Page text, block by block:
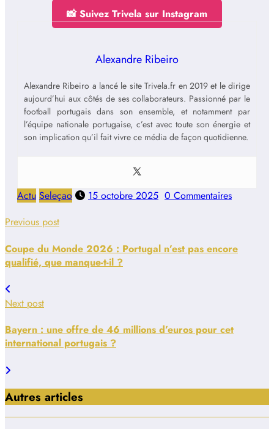
📸 Suivez Trivela sur Instagram
Alexandre Ribeiro
Alexandre Ribeiro a lancé le site Trivela.fr en 2019 et le dirige
aujourd’hui aux côtés de ses collaborateurs. Passionné par le
football portugais dans son ensemble, et notamment par
l’équipe nationale portugaise, c’est avec toute son énergie et
son implication qu’il fait vivre ce média de façon quotidienne.
Actu Seleçao 15 octobre 2025 0 Commentaires
Previous post
Coupe du Monde 2026 : Portugal n’est pas encore
qualifié, que manque-t-il ?
Next post
Bayern : une offre de 46 millions d’euros pour cet
international portugais ?
Autres articles